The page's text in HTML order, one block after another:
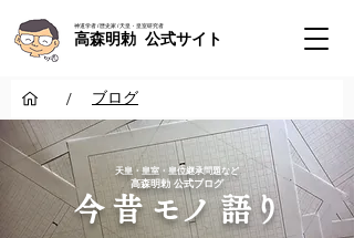
神道学者 / 歴史家 / 天皇・皇室研究者
高森明勅 公式サイト
/ ブログ
​天皇・皇室・皇位継承問題など
​高森明勅 公式ブログ
​今 昔 モノ 語り